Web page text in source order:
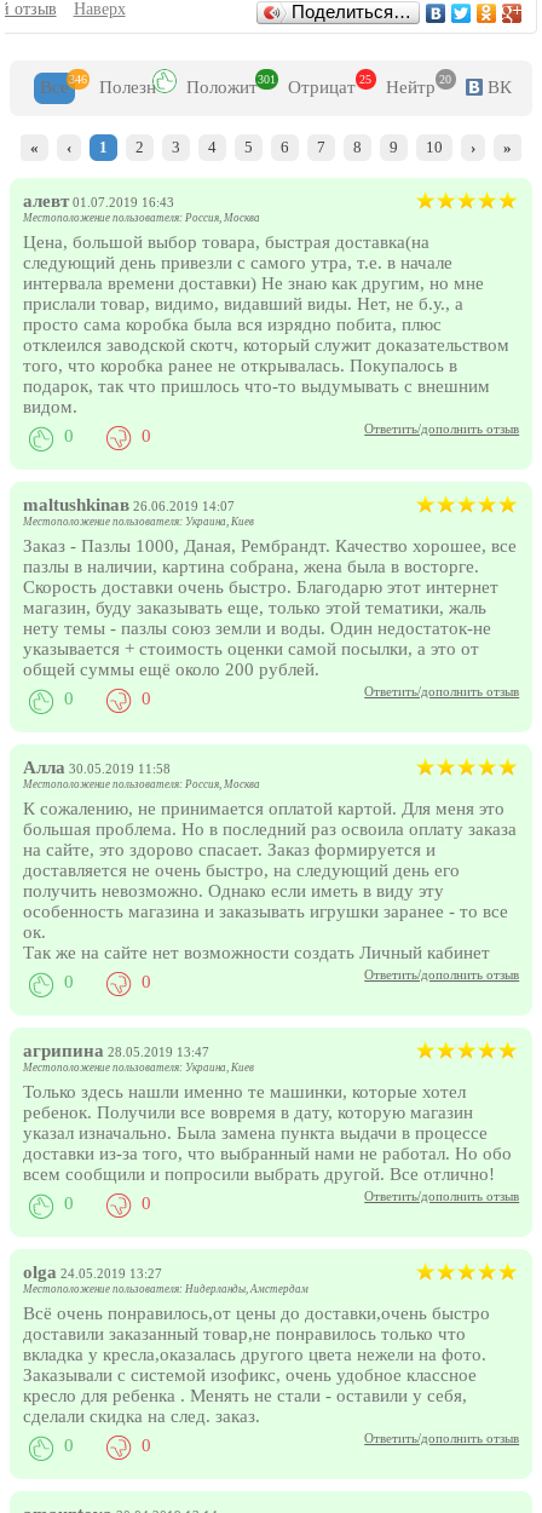
случае проблем с получением не возникнет, то при доставке
уточняйте время доставки товара, учитывайте, что перед
праздниками может произойти задержка, также используйте
проверенные и надежные способы: лучше заплатить немного
Отзывы
отзыв Наверх Поделиться…
Все346 Полезн Положит301 Отрицат 25 Нейтр 20 ВК
« ‹ 1 2 3 4 5 6 7 8 9 10 › »
алевт 01.07.2019 16:43
Местоположение пользователя: Россия, Москва
Цена, большой выбор товара, быстрая доставка(на
следующий день привезли с самого утра, т.е. в начале
интервала времени доставки) Не знаю как другим, но мне
прислали товар, видимо, видавший виды. Нет, не б.у., а
просто сама коробка была вся изрядно побита, плюс
отклеился заводской скотч, который служит доказательством
того, что коробка ранее не открывалась. Покупалось в
подарок, так что пришлось что-то выдумывать с внешним
видом.
Ответить/дополнить отзыв
0 0
maltushkinaв 26.06.2019 14:07
Местоположение пользователя: Украина, Киев
Заказ - Пазлы 1000, Даная, Рембрандт. Качество хорошее, все
пазлы в наличии, картина собрана, жена была в восторге.
Скорость доставки очень быстро. Благодарю этот интернет
магазин, буду заказывать еще, только этой тематики, жаль
нету темы - пазлы союз земли и воды. Один недостаток-не
указывается + стоимость оценки самой посылки, а это от
общей суммы ещё около 200 рублей.
Ответить/дополнить отзыв
0 0
Алла 30.05.2019 11:58
Местоположение пользователя: Россия, Москва
К сожалению, не принимается оплатой картой. Для меня это
большая проблема. Но в последний раз освоила оплату заказа
на сайте, это здорово спасает. Заказ формируется и
доставляется не очень быстро, на следующий день его
получить невозможно. Однако если иметь в виду эту
особенность магазина и заказывать игрушки заранее - то все
ок.
Так же на сайте нет возможности создать Личный кабинет
Ответить/дополнить отзыв
0 0
агрипина 28.05.2019 13:47
Местоположение пользователя: Украина, Киев
Только здесь нашли именно те машинки, которые хотел
ребенок. Получили все вовремя в дату, которую магазин
указал изначально. Была замена пункта выдачи в процессе
доставки из-за того, что выбранный нами не работал. Но обо
всем сообщили и попросили выбрать другой. Все отлично!
Ответить/дополнить отзыв
0 0
olga 24.05.2019 13:27
Местоположение пользователя: Нидерланды, Амстердам
Всё очень понравилось,от цены до доставки,очень быстро
доставили заказанный товар,не понравилось только что
вкладка у кресла,оказалась другого цвета нежели на фото.
Заказывали с системой изофикс, очень удобное классное
кресло для ребенка . Менять не стали - оставили у себя,
сделали скидка на след. заказ.
Ответить/дополнить отзыв
0 0